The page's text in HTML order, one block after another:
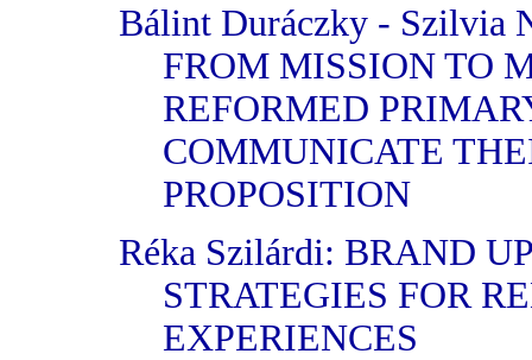
Bálint Duráczky - Szilvia
FROM MISSION TO
REFORMED
COMMUNICATE
PROPOSITION
Réka Szilárdi: BRAND
STRATEGIES FOR
EXPERIENCES